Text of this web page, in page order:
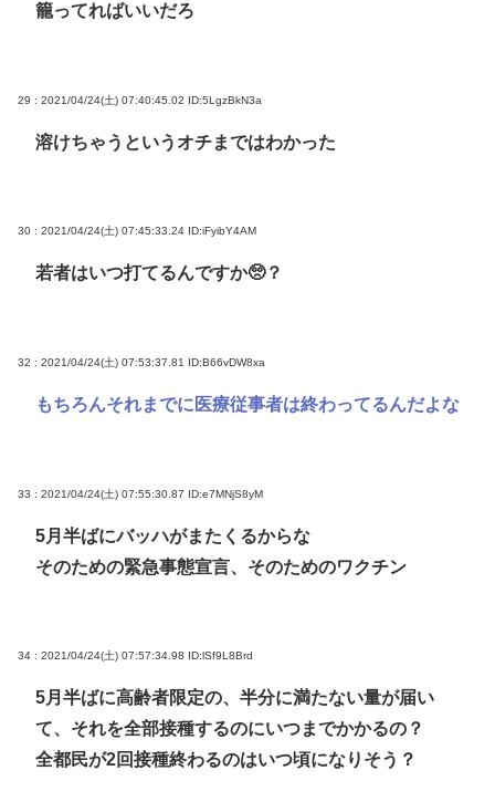
籠ってればいいだろ
29 : 2021/04/24(土) 07:40:45.02 ID:5LgzBkN3a
溶けちゃうというオチまではわかった
30 : 2021/04/24(土) 07:45:33.24 ID:iFyibY4AM
若者はいつ打てるんですか🥺？
32 : 2021/04/24(土) 07:53:37.81 ID:B66vDW8xa
もちろんそれまでに医療従事者は終わってるんだよな
33 : 2021/04/24(土) 07:55:30.87 ID:e7MNjS8yM
5月半ばにバッハがまたくるからな
そのための緊急事態宣言、そのためのワクチン
34 : 2021/04/24(土) 07:57:34.98 ID:lSf9L8Brd
5月半ばに高齢者限定の、半分に満たない量が届い
て、それを全部接種するのにいつまでかかるの？
全都民が2回接種終わるのはいつ頃になりそう？